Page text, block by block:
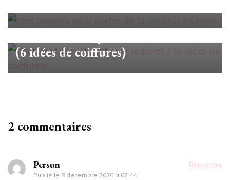
Looks/Conseils
(6 idées de coiffures)
2 commentaires
Persun
Publié le 8 décembre 2020 à 07:44
Répondre